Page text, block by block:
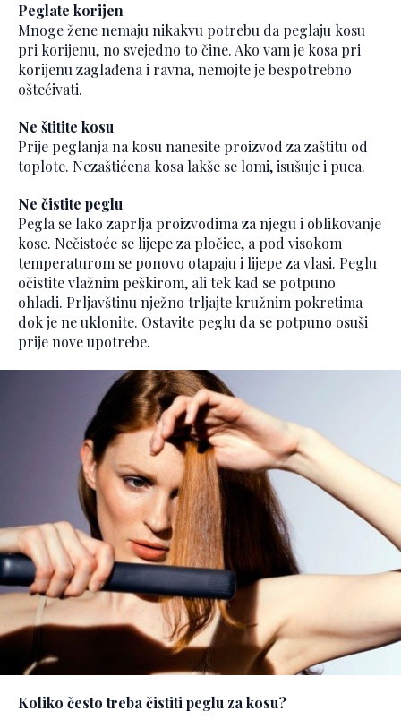
Peglate korijen
Mnoge žene nemaju nikakvu potrebu da peglaju kosu
pri korijenu, no svejedno to čine. Ako vam je kosa pri
korijenu zaglađena i ravna, nemojte je bespotrebno
oštećivati.
Ne štitite kosu
Prije peglanja na kosu nanesite proizvod za zaštitu od
toplote. Nezaštićena kosa lakše se lomi, isušuje i puca.
Ne čistite peglu
Pegla se lako zaprlja proizvodima za njegu i oblikovanje
kose. Nečistoće se lijepe za pločice, a pod visokom
temperaturom se ponovo otapaju i lijepe za vlasi. Peglu
očistite vlažnim peškirom, ali tek kad se potpuno
ohladi. Prljavštinu nježno trljajte kružnim pokretima
dok je ne uklonite. Ostavite peglu da se potpuno osuši
prije nove upotrebe.
Koliko često treba čistiti peglu za kosu?